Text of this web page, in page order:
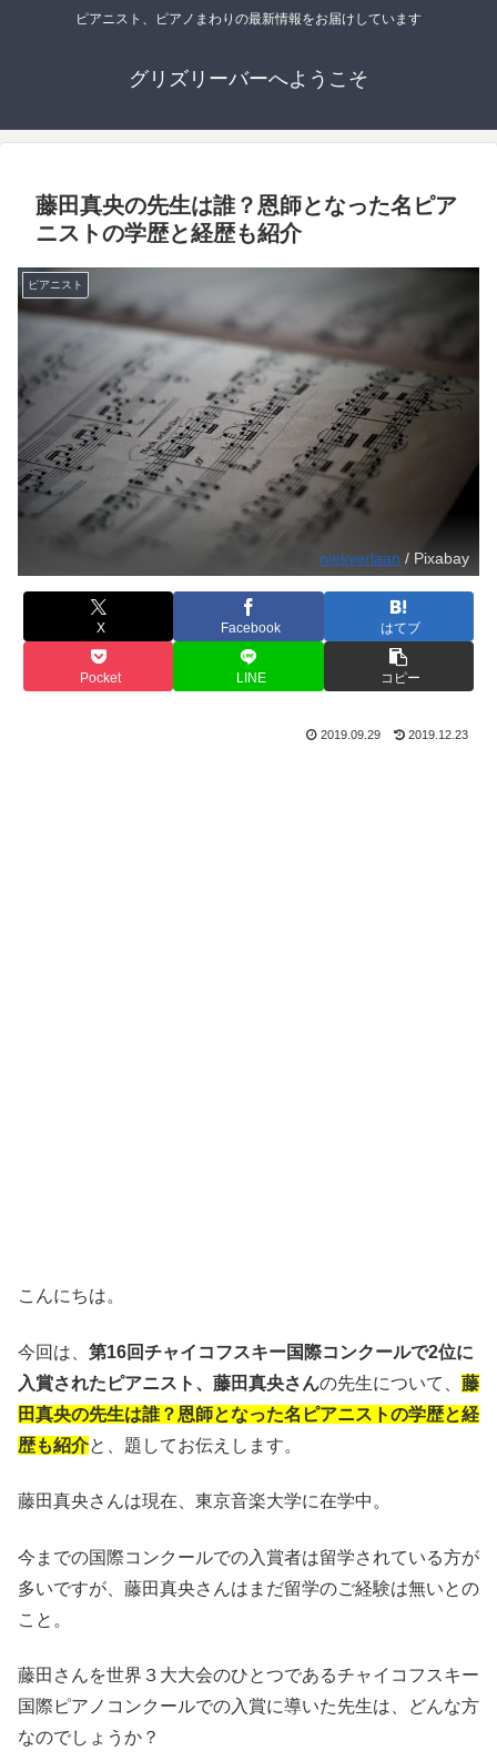
ピアニスト、ピアノまわりの最新情報をお届けしています
グリズリーバーへようこそ
藤田真央の先生は誰？恩師となった名ピア
ニストの学歴と経歴も紹介
ピアニスト
niekverlaan / Pixabay
X Facebook はてブ
Pocket LINE コピー
2019.09.29 2019.12.23
こんにちは。
今回は、 第16回チャイコフスキー国際コンクールで2位に
入賞されたピアニスト、藤田真央さんの先生について、 藤
田真央の先生は誰？恩師となった名ピアニストの学歴と経
歴も紹介と、題してお伝えします。
藤田真央さんは現在、東京音楽大学に在学中。
今までの国際コンクールでの入賞者は留学されている方が
多いですが、藤田真央さんはまだ留学のご経験は無いとの
こと。
藤田さんを世界３大大会のひとつであるチャイコフスキー
国際ピアノコンクールでの入賞に導いた先生は、どんな方
なのでしょうか？